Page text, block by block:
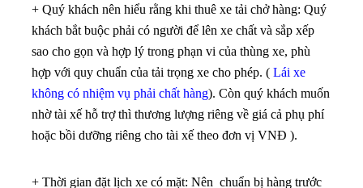
+ Quý khách nên hiểu rằng khi thuê xe tải chở hàng: Quý
khách bắt buộc phải có người để lên xe chất và sắp xếp
sao cho gọn và hợp lý trong phạn vi của thùng xe, phù
hợp với quy chuẩn của tải trọng xe cho phép. ( Lái xe
không có nhiệm vụ phải chất hàng). Còn quý khách muốn
nhờ tài xế hỗ trợ thì thương lượng riêng về giá cả phụ phí
hoặc bồi dưỡng riêng cho tài xế theo đơn vị VNĐ ).
+ Thời gian đặt lịch xe có mặt: Nên chuẩn bị hàng trước